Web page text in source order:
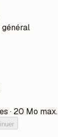
général
· 20 Mo max.